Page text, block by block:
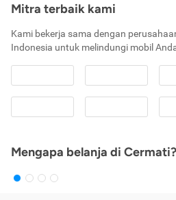
Mitra terbaik kami
Kami bekerja sama dengan
Indonesia untuk melindungi mobil
Mengapa belanja di Cermati?